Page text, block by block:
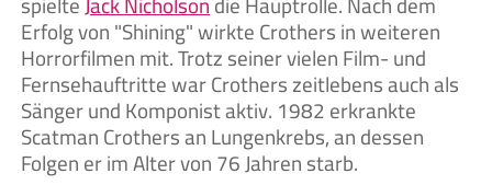
Erfolg von "Shining" wirkte Crothers in weiteren
Horrorfilmen mit. Trotz seiner vielen Film- und
Fernsehauftritte war Crothers zeitlebens auch als
Sänger und Komponist aktiv. 1982 erkrankte
Scatman Crothers an Lungenkrebs, an dessen
Folgen er im Alter von 76 Jahren starb.